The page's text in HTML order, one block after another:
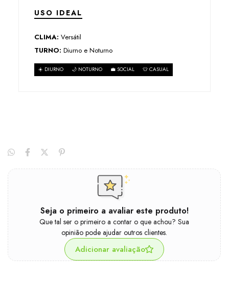
USO IDEAL
CLIMA: Versátil
TURNO: Diurno e Noturno
☀️ DIURNO 🌙 NOTURNO 💼 SOCIAL 👕 CASUAL
Seja o primeiro a avaliar este produto!
Que tal ser o primeiro a contar o que achou? Sua
opinião pode ajudar outros clientes.
Adicionar avaliação